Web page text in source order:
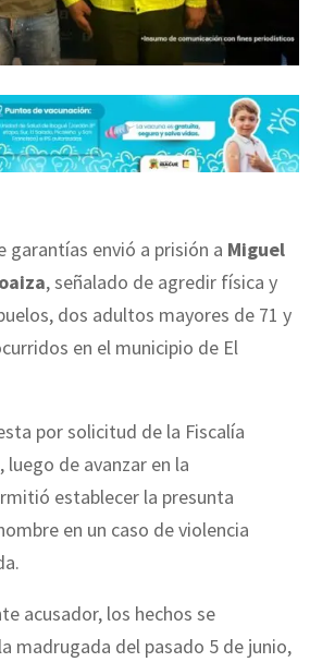
garantías envió a prisión a Miguel
, señalado de agredir física y
dos adultos mayores de 71 y
en el municipio de El
por solicitud de la Fiscalía
luego de avanzar en la
establecer la presunta
en un caso de violencia
acusador, los hechos se
madrugada del pasado 5 de junio,